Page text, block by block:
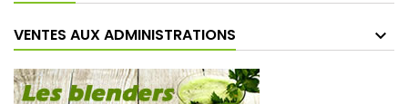
VENTES AUX ADMINISTRATIONS